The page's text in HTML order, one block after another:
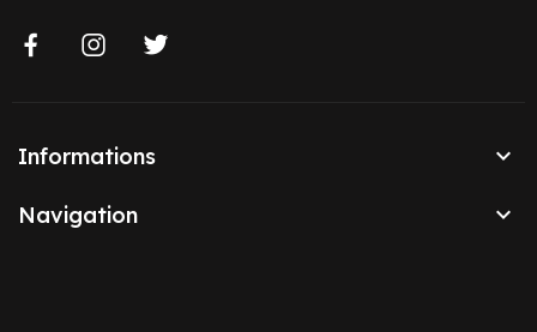
Informations 
Navigation 